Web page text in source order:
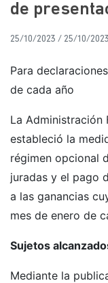
de
25/10/2023 / 25/10/2023
Para
de cada año
La Administración
estableció la
régimen opcional
juradas y el pago
a las ganancias
mes de enero de
Sujetos
Mediante la